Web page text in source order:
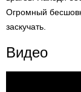
Огромный
заскучать.
Видео